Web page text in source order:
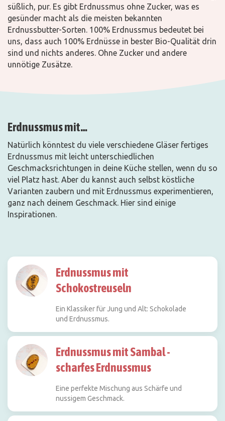
süßlich, pur. Es gibt Erdnussmus ohne Zucker, was es
gesünder macht als die meisten bekannten
Erdnussbutter-Sorten. 100% Erdnussmus bedeutet bei
uns, dass auch 100% Erdnüsse in bester Bio-Qualität drin
sind und nichts anderes. Ohne Zucker und andere
unnötige Zusätze.
Erdnussmus mit…
Natürlich könntest du viele verschiedene Gläser fertiges
Erdnussmus mit leicht unterschiedlichen
Geschmacksrichtungen in deine Küche stellen, wenn du so
viel Platz hast. Aber du kannst auch selbst köstliche
Varianten zaubern und mit Erdnussmus experimentieren,
ganz nach deinem Geschmack. Hier sind einige
Inspirationen.
Erdnussmus mit
Schokostreuseln
Ein Klassiker für Jung und Alt: Schokolade
und Erdnussmus.
Erdnussmus mit Sambal -
scharfes Erdnussmus
Eine perfekte Mischung aus Schärfe und
nussigem Geschmack.